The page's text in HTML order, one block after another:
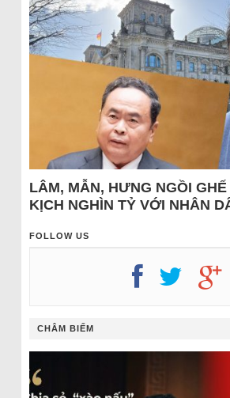
LÂM, MẪN, HƯNG NGỒI
KỊCH NGHÌN TỶ VỚI NHÂN
FOLLOW US
CHÂM BIẾM